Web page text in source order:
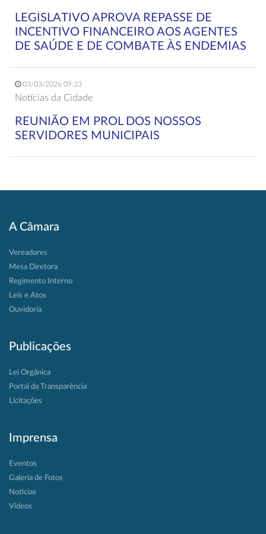
LEGISLATIVO APROVA REPASSE DE
INCENTIVO FINANCEIRO AOS AGENTES
DE SAÚDE E DE COMBATE ÀS ENDEMIAS
03/03/2026 09:33
Notícias da Cidade
REUNIÃO EM PROL DOS NOSSOS
SERVIDORES MUNICIPAIS
A Câmara
Vereadores
Mesa Diretora
Regimento Interno
Leis e Atos
Ouvidoria
Publicações
Lei Orgânica
Portal da Transparência
Licitações
Imprensa
Eventos
Galeria de Fotos
Notícias
Vídeos